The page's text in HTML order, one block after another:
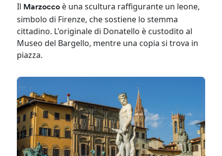
Il Marzocco è una scultura raffigurante un leone,
simbolo di Firenze, che sostiene lo stemma
cittadino. L'originale di Donatello è custodito al
Museo del Bargello, mentre una copia si trova in
piazza.